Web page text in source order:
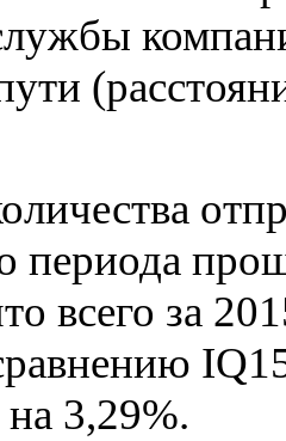
периода
всего за
3,29%.